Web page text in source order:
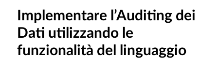
Implementare l’Auditing dei
Dati utilizzando le
funzionalità del linguaggio